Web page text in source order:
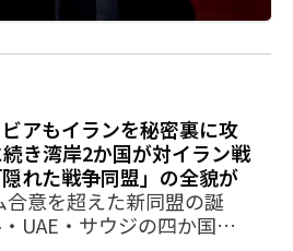
ビアもイランを秘密裏に攻
き湾岸2か国が対イラン戦
れた戦争同盟」の全貌が
合意を超えた新同盟の誕
UAE・サウジの四か国が